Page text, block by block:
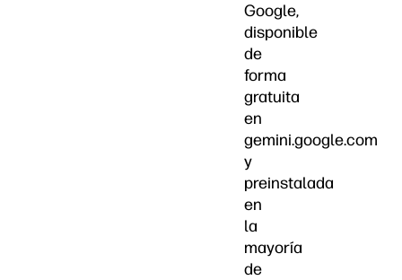
Google,
disponible
de
forma
gratuita
en
gemini.google.com
y
preinstalada
en
la
mayoría
de